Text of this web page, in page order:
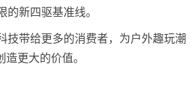
新四驱基准线。
技带给更多的消费者，为户外趣玩潮
更大的价值。